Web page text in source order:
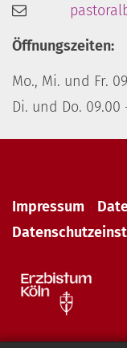
Öffnungszeiten:
Mo., Mi. und Fr.
Di. und Do.
Impressum